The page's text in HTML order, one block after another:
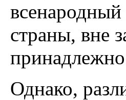
страны, вне
Однако,